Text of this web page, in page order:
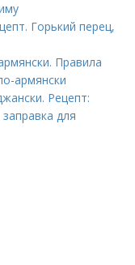
Горький перец,
Правила
армянски
Рецепт:
для